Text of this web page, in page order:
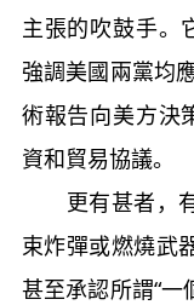
主張的吹鼓手。
強調美國兩黨均
術報告向美方決
資和貿易協議。
更有甚者，有
束炸彈或燃燒武
甚至承認所謂“一